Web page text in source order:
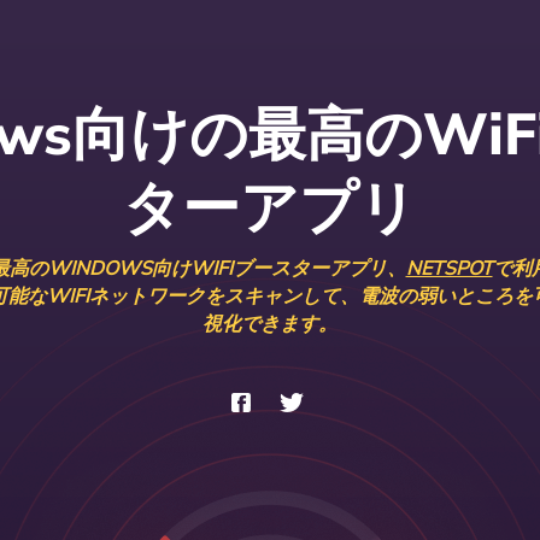
向けの最高の
ターアプリ
高のWINDOWS向けWIFIブースターアプリ、 NETSPOTで利
能なWIFIネットワークをスキャンして、電波の弱いところを
視化できます。